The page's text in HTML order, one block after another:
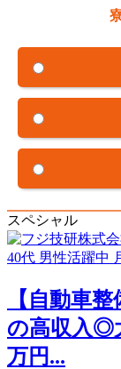
スペシャル
【自動車
の高収入◎
万円...